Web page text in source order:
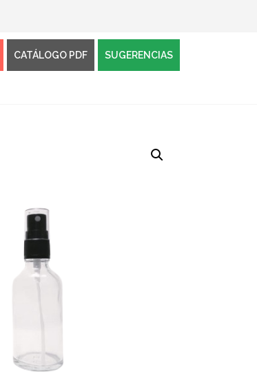
CATÁLOGO PDF SUGERENCIAS